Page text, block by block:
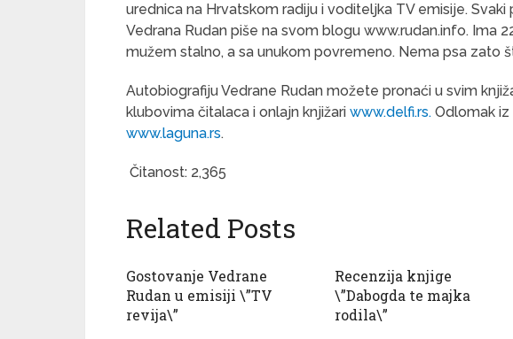
urednica na Hrvatskom radiju i voditeljka TV emisije.
Vedrana Rudan piše na svom blogu www.rudan.info. Ima
mužem stalno, a sa unukom povremeno. Nema psa zato
Autobiografiju Vedrane Rudan možete pronaći u svim
klubovima čitalaca i onlajn knjižari www.delfi.rs. Odlomak
www.laguna.rs.
Čitanost: 2,365
Related Posts
Gostovanje Vedrane
Rudan u emisiji \”TV
revija\”
Recenzija knjige
\”Dabogda te majka
rodila\”